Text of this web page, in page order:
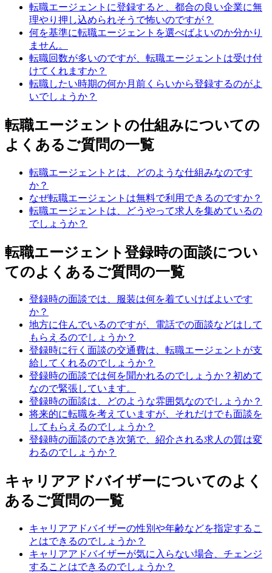
転職エージェントに登録すると、都合の良い企業に無
理やり押し込められそうで怖いのですが？
何を基準に転職エージェントを選べばよいのか分かり
ません。
転職回数が多いのですが、転職エージェントは受け付
けてくれますか？
転職したい時期の何か月前くらいから登録するのがよ
いでしょうか？
転職エージェントの仕組みについての
よくあるご質問の一覧
転職エージェントとは、どのような仕組みなのです
か？
なぜ転職エージェントは無料で利用できるのですか？
転職エージェントは、どうやって求人を集めているの
でしょうか？
転職エージェント登録時の面談につい
てのよくあるご質問の一覧
登録時の面談では、服装は何を着ていけばよいです
か？
地方に住んでいるのですが、電話での面談などはして
もらえるのでしょうか？
登録時に行く面談の交通費は、転職エージェントが支
給してくれるのでしょうか？
登録時の面談では何を聞かれるのでしょうか？初めて
なので緊張しています。
登録時の面談は、どのような雰囲気なのでしょうか？
将来的に転職を考えていますが、それだけでも面談を
してもらえるのでしょうか？
登録時の面談のでき次第で、紹介される求人の質は変
わるのでしょうか？
キャリアアドバイザーについてのよく
あるご質問の一覧
キャリアアドバイザーの性別や年齢などを指定するこ
とはできるのでしょうか？
キャリアアドバイザーが気に入らない場合、チェンジ
することはできるのでしょうか？